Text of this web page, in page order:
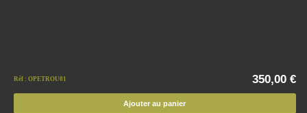
Réf : OPETROU01 350,00 €
Ajouter au panier